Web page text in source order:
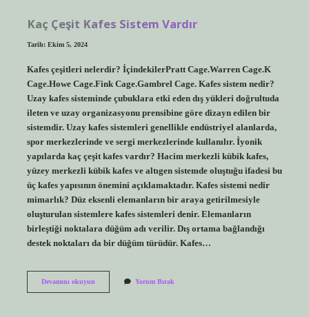
Kaç Çeşit Kafes Sistem Vardır
Tarih: Ekim 5, 2024
Kafes çeşitleri nelerdir? İçindekilerPratt Cage.Warren Cage.K
Cage.Howe Cage.Fink Cage.Gambrel Cage. Kafes sistem nedir?
Uzay kafes sisteminde çubuklara etki eden dış yükleri doğrultuda
ileten ve uzay organizasyonu prensibine göre dizayn edilen bir
sistemdir. Uzay kafes sistemleri genellikle endüstriyel alanlarda,
spor merkezlerinde ve sergi merkezlerinde kullanılır. İyonik
yapılarda kaç çeşit kafes vardır? Hacim merkezli kübik kafes,
yüzey merkezli kübik kafes ve altıgen sistemde oluştuğu ifadesi bu
üç kafes yapısının önemini açıklamaktadır. Kafes sistemi nedir
mimarlık? Düz eksenli elemanların bir araya getirilmesiyle
oluşturulan sistemlere kafes sistemleri denir. Elemanların
birleştiği noktalara düğüm adı verilir. Dış ortama bağlandığı
destek noktaları da bir düğüm türüdür. Kafes…
Devamını okuyunKaç
Yorum Bırak